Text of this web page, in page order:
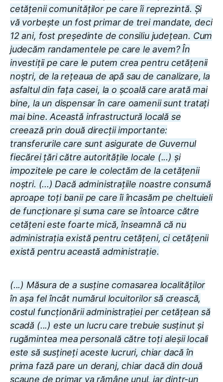
cetățenii comunităților pe care îi reprezintă. Și
vă vorbește un fost primar de trei mandate, deci
12 ani, fost președinte de consiliu județean. Cum
judecăm randamentele pe care le avem? În
investiții pe care le putem crea pentru cetățenii
noștri, de la rețeaua de apă sau de canalizare, la
asfaltul din fața casei, la o școală care arată mai
bine, la un dispensar în care oamenii sunt tratați
mai bine. Această infrastructură locală se
creează prin două direcții importante:
transferurile care sunt asigurate de Guvernul
fiecărei țări către autoritățile locale (...) și
impozitele pe care le colectăm de la cetățenii
noștri. (...) Dacă administrațiile noastre consumă
aproape toți banii pe care îi încasăm pe cheltuieli
de funcționare și suma care se întoarce către
cetățeni este foarte mică, înseamnă că nu
administrația există pentru cetățeni, ci cetățenii
există pentru această administrație.
(...) Măsura de a susține comasarea localităților
în așa fel încât numărul locuitorilor să crească,
costul funcționării administrației per cetățean să
scadă (...) este un lucru care trebuie susținut și
rugămintea mea personală către toți aleșii locali
este să susțineți aceste lucruri, chiar dacă în
prima fază pare un deranj, chiar dacă din două
scaune de primar va rămâne unul, iar dintr-un